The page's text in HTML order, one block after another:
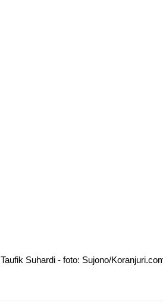
Suhardi - foto: Sujono/